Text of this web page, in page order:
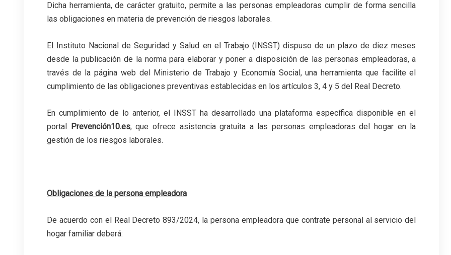
Dicha herramienta, de carácter gratuito, permite a las personas empleadoras cumplir de forma sencilla
las obligaciones en materia de prevención de riesgos laborales.
El Instituto Nacional de Seguridad y Salud en el Trabajo (INSST) dispuso de un plazo de diez meses
desde la publicación de la norma para elaborar y poner a disposición de las personas empleadoras, a
través de la página web del Ministerio de Trabajo y Economía Social, una herramienta que facilite el
cumplimiento de las obligaciones preventivas establecidas en los artículos 3, 4 y 5 del Real Decreto.
En cumplimiento de lo anterior, el INSST ha desarrollado una plataforma específica disponible en el
portal
Prevención10.es, que ofrece asistencia gratuita a las personas empleadoras del hogar en la
gestión de los riesgos laborales.
Obligaciones de la persona empleadora
De acuerdo con el Real Decreto 893/2024, la persona empleadora que contrate personal al servicio del
hogar familiar deberá: